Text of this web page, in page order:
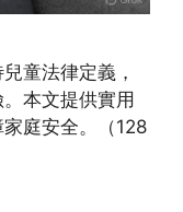
童法律定義，
本文提供實用
庭安全。（128